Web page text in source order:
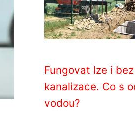
Fungovat lze i bez
kanalizace. Co s
vodou?